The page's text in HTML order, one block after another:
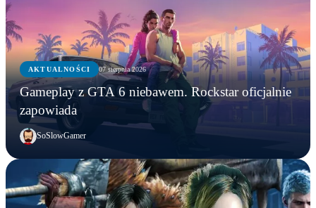
AKTUALNOŚCI 07 sierpnia 2026
Gameplay z GTA 6 niebawem. Rockstar oficjalnie
zapowiada
SoSlowGamer